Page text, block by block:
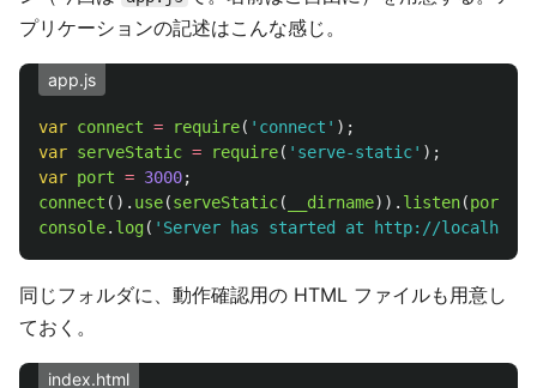
プリケーションの記述はこんな感じ。
app.js
var connect = require( ' connect ' );
var serveStatic = require( ' serve-static' );
var port = 3000;
connect (). use(serveStatic( __dirname)). listen(port
console. log( ' Server has started at http://localhost:
同じフォルダに、動作確認用の HTML ファイルも用意し
ておく。
index.html